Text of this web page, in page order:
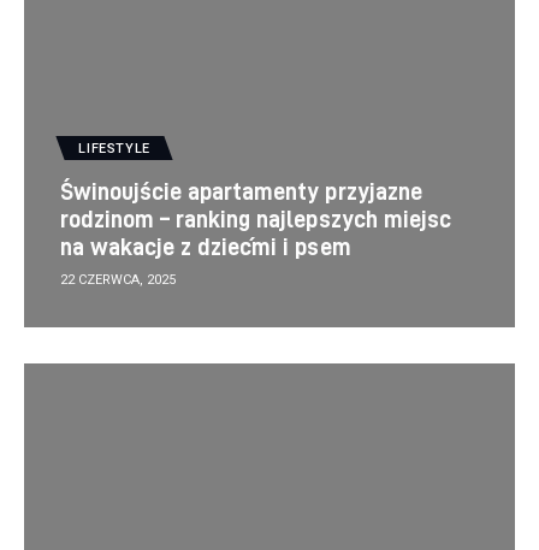
LIFESTYLE
Świnoujście apartamenty przyjazne
rodzinom – ranking najlepszych miejsc
na wakacje z dziećmi i psem
22 CZERWCA, 2025